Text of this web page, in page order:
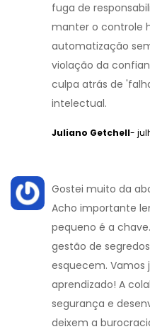
fuga de
manter o controle
automatização
violação da
culpa atrás de
intelectual.
Juliano Getchell-
Gostei muito da
Acho importante
pequeno é a
gestão de
esquecem. Vamos
aprendizado! A
segurança e
deixem a